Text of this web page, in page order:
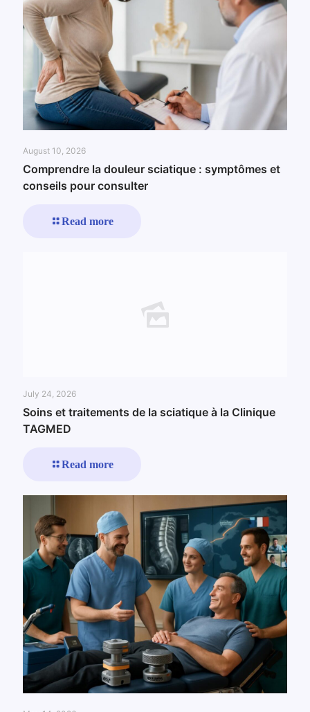
August 10, 2026
Comprendre la douleur sciatique : symptômes et
conseils pour consulter
Read more
July 24, 2026
Soins et traitements de la sciatique à la Clinique
TAGMED
Read more